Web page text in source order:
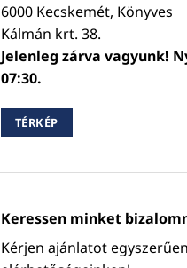
6000 Kecskemét, Könyves
Kálmán krt. 38.
Jelenleg zárva vagyunk!
07:30.
TÉRKÉP
Keressen minket
Kérjen ajánlatot egyszerűen